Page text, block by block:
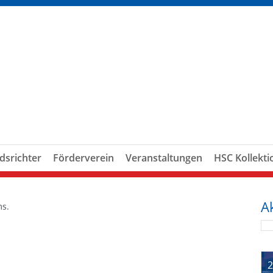
Förderverein Veranstaltungen HSC